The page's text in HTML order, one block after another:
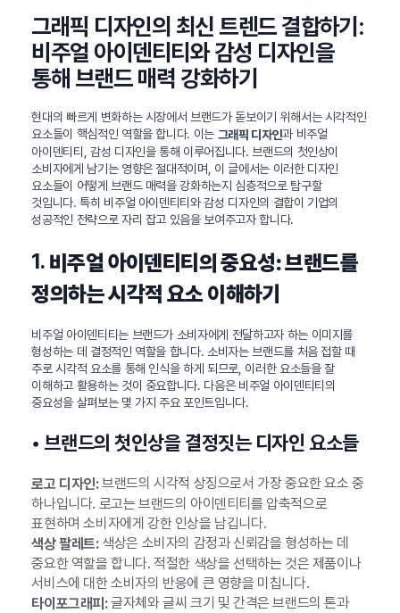
그래픽 디자인의 최신 트렌드 결합하기:
비주얼 아이덴티티와 감성 디자인을
통해 브랜드 매력 강화하기
현대의 빠르게 변화하는 시장에서 브랜드가 돋보이기 위해서는 시각적인
요소들이 핵심적인 역할을 합니다. 이는 그래픽 디자인과 비주얼
아이덴티티, 감성 디자인을 통해 이루어집니다. 브랜드의 첫인상이
소비자에게 남기는 영향은 절대적이며, 이 글에서는 이러한 디자인
요소들이 어떻게 브랜드 매력을 강화하는지 심층적으로 탐구할
것입니다. 특히 비주얼 아이덴티티와 감성 디자인의 결합이 기업의
성공적인 전략으로 자리 잡고 있음을 보여주고자 합니다.
1. 비주얼 아이덴티티의 중요성: 브랜드를
정의하는 시각적 요소 이해하기
비주얼 아이덴티티는 브랜드가 소비자에게 전달하고자 하는 이미지를
형성하는 데 결정적인 역할을 합니다. 소비자는 브랜드를 처음 접할 때
주로 시각적 요소를 통해 인식을 하게 되므로, 이러한 요소들을 잘
이해하고 활용하는 것이 중요합니다. 다음은 비주얼 아이덴티티의
중요성을 살펴보는 몇 가지 주요 포인트입니다.
• 브랜드의 첫인상을 결정짓는 디자인 요소들
로고 디자인:브랜드의 시각적 상징으로서 가장 중요한 요소 중
하나입니다. 로고는 브랜드의 아이덴티티를 압축적으로
표현하며 소비자에게 강한 인상을 남깁니다.
색상 팔레트:색상은 소비자의 감정과 신뢰감을 형성하는 데
중요한 역할을 합니다. 적절한 색상을 선택하는 것은 제품이나
서비스에 대한 소비자의 반응에 큰 영향을 미칩니다.
타이포그래피:글자체와 글씨 크기 및 간격은 브랜드의 톤과